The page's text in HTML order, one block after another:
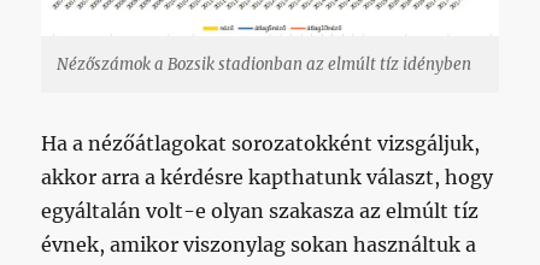
Nézőszámok a Bozsik stadionban az elmúlt tíz idényben
Ha a nézőátlagokat sorozatokként vizsgáljuk,
akkor arra a kérdésre kapthatunk választ, hogy
egyáltalán volt-e olyan szakasza az elmúlt tíz
évnek, amikor viszonylag sokan használtuk a